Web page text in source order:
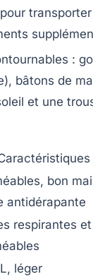
:
bâtons de
et une
bon
antidérapante
respirantes et
léger